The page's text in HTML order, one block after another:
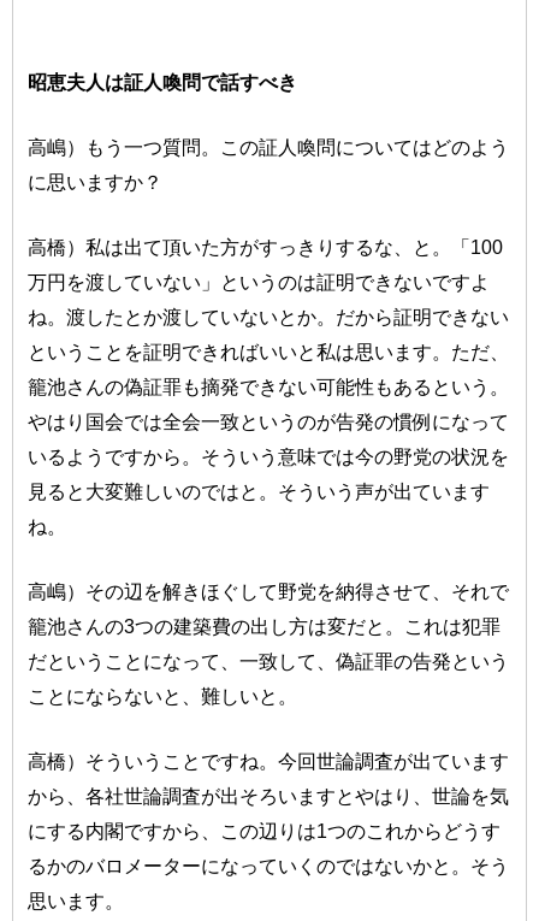
昭恵夫人は証人喚問で話すべき
高嶋）もう一つ質問。この証人喚問についてはどのよう
に思いますか？
高橋）私は出て頂いた方がすっきりするな、と。「100
万円を渡していない」というのは証明できないですよ
ね。渡したとか渡していないとか。だから証明できない
ということを証明できればいいと私は思います。ただ、
籠池さんの偽証罪も摘発できない可能性もあるという。
やはり国会では全会一致というのが告発の慣例になって
いるようですから。そういう意味では今の野党の状況を
見ると大変難しいのではと。そういう声が出ています
ね。
高嶋）その辺を解きほぐして野党を納得させて、それで
籠池さんの3つの建築費の出し方は変だと。これは犯罪
だということになって、一致して、偽証罪の告発という
ことにならないと、難しいと。
高橋）そういうことですね。今回世論調査が出ています
から、各社世論調査が出そろいますとやはり、世論を気
にする内閣ですから、この辺りは1つのこれからどうす
るかのバロメーターになっていくのではないかと。そう
思います。